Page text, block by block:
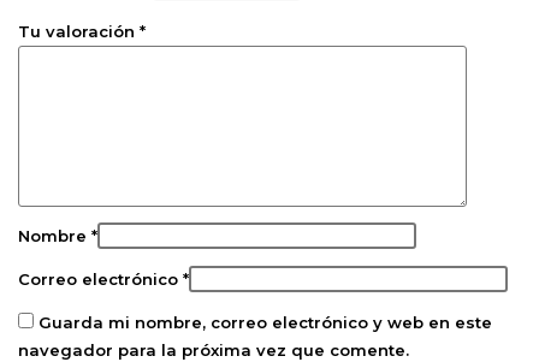
Tu valoración *
Nombre *
Correo electrónico *
Guarda mi nombre, correo electrónico y web en este
navegador para la próxima vez que comente.